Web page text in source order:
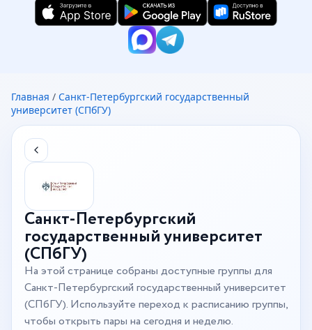
Главная / Санкт-Петербургский государственный
университет (СПбГУ)
Санкт-Петербургский
государственный университет
(СПбГУ)
На этой странице собраны доступные группы для
Санкт-Петербургский государственный университет
(СПбГУ). Используйте переход к расписанию группы,
чтобы открыть пары на сегодня и неделю.